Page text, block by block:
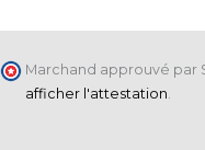
Marchand approuvé par
afficher l'attestation